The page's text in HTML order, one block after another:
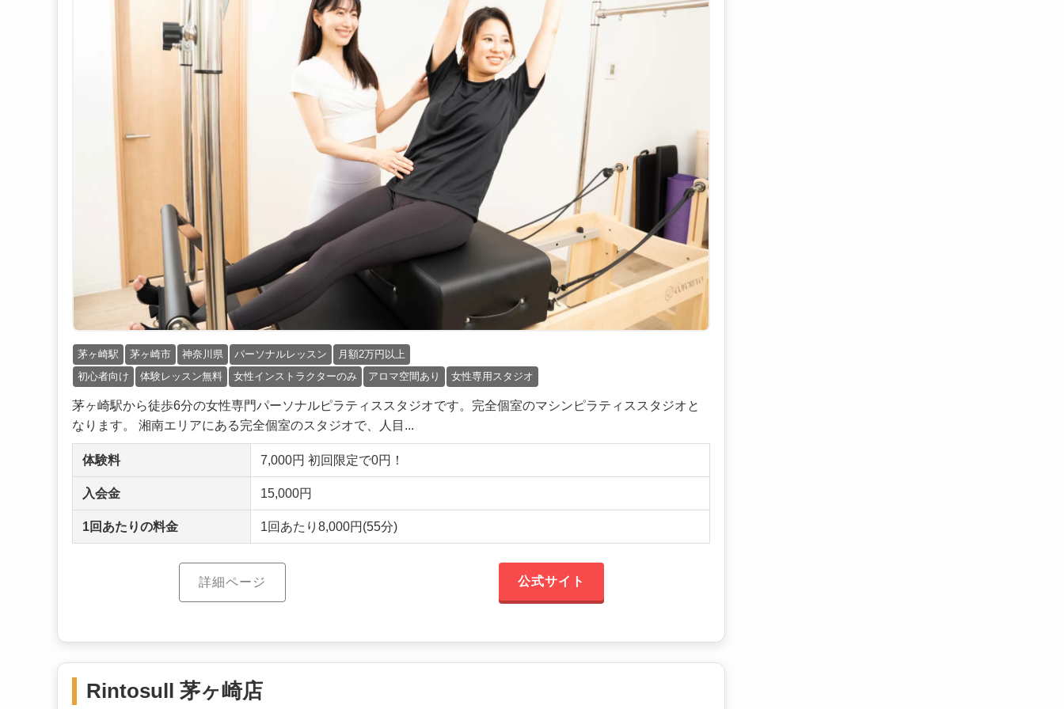
茅ヶ崎駅 茅ヶ崎市 神奈川県 パーソナルレッスン
月額2万円以上
初心者向け
体験レッスン無料 女性インストラクターのみ アロマ空間あり 女性専用スタジオ
茅ヶ崎駅から徒歩6分の女性専門パーソナルピラティススタジオです。完全個室のマシンピラティススタジオと
なります。 湘南エリアにある完全個室のスタジオで、人目...
体験料 7,000円 初回限定で0円！
入会金 15,000円
1回あたりの料金 1回あたり8,000円(55分)
詳細ページ 公式サイト
Rintosull 茅ヶ崎店